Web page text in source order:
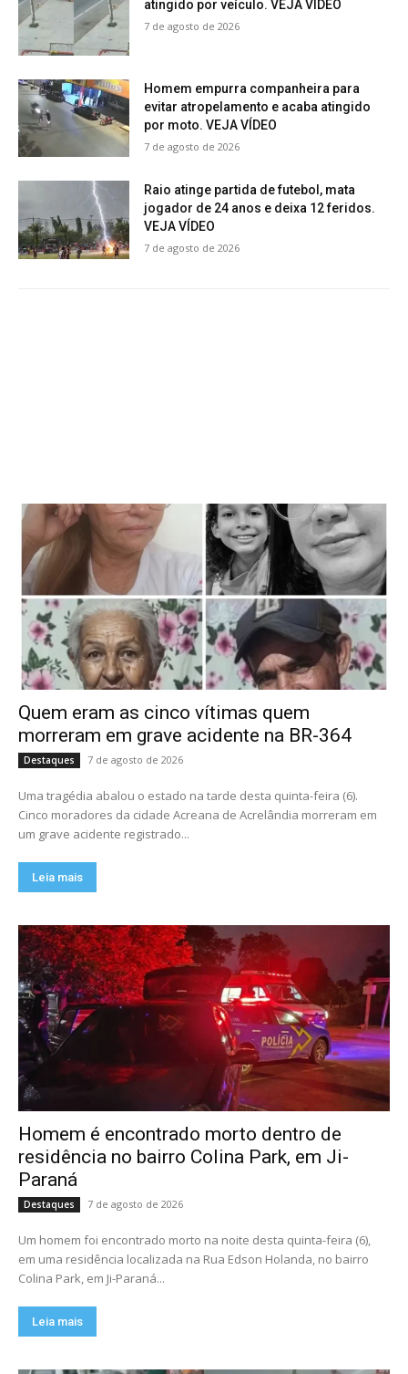
atingido por veículo. VEJA VÍDEO
7 de agosto de 2026
Homem empurra companheira para
evitar atropelamento e acaba atingido
por moto. VEJA VÍDEO
7 de agosto de 2026
Raio atinge partida de futebol, mata
jogador de 24 anos e deixa 12 feridos.
VEJA VÍDEO
7 de agosto de 2026
Quem eram as cinco vítimas quem
morreram em grave acidente na BR-364
Destaques 7 de agosto de 2026
Uma tragédia abalou o estado na tarde desta quinta-feira (6).
Cinco moradores da cidade Acreana de Acrelândia morreram em
um grave acidente registrado...
Leia mais
Homem é encontrado morto dentro de
residência no bairro Colina Park, em Ji-
Paraná
Destaques 7 de agosto de 2026
Um homem foi encontrado morto na noite desta quinta-feira (6),
em uma residência localizada na Rua Edson Holanda, no bairro
Colina Park, em Ji-Paraná...
Leia mais